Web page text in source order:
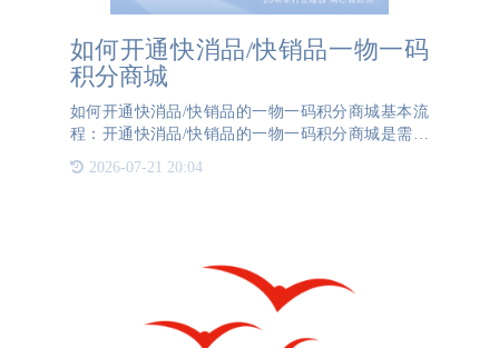
如何开通快消品/快销品一物一码
积分商城
如何开通快消品/快销品的一物一码积分商城基本流
程：开通快消品/快销品的一物一码积分商城是需要
企业与专业的第三方公司合作，以确保系统的顺利实
施和高效运行。以下是一个详细的指南，帮助企业了
2026-07-21 20:04